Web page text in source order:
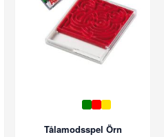
Tålamodsspel Örn